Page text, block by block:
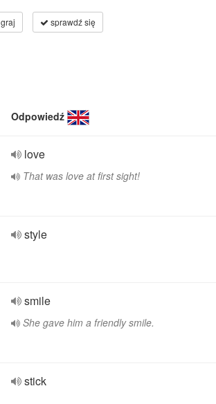
graj sprawdź się
Odpowiedź
love
That was love at first sight!
style
smile
She gave him a friendly smile.
stick